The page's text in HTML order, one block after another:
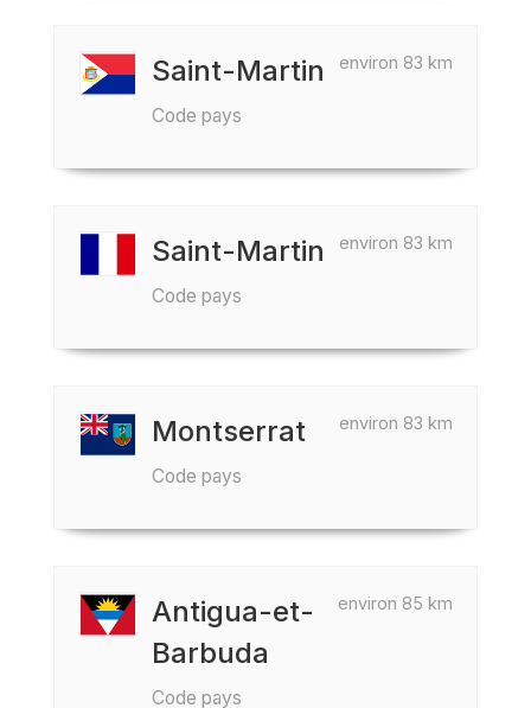
environ 83 km
Saint-Martin
Code pays
environ 83 km
Saint-Martin
Code pays
environ 83 km
Montserrat
Code pays
environ 85 km
Antigua-et-
Barbuda
Code pays